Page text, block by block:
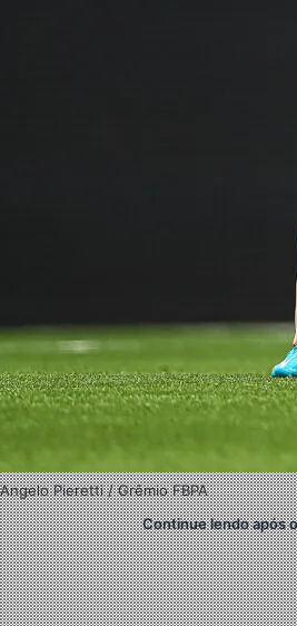
Angelo Pieretti / Grêmio FBPA
Continue lendo após